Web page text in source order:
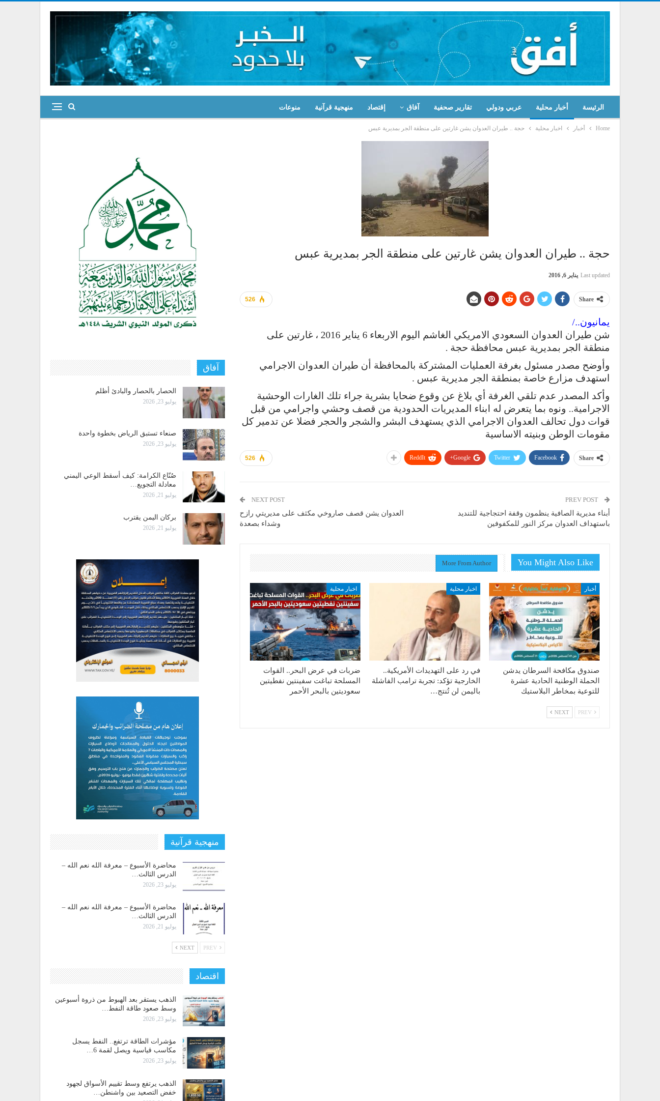
الرئيسة أخبار محلية عربي ودولي تقارير صحفية آفاق إقتصاد منهجية قرآنية منوعات
Home أخبار اخبار محلية حجة .. طيران العدوان يشن غارتين على منطقة الجر بمديرية عبس
حجة .. طيران العدوان يشن غارتين على منطقة الجر بمديرية عبس
Last updated يناير 6, 2016
526 Share
يمانيون../
شن طيران العدوان السعودي اﻻمريكي الغاشم اليوم الاربعاء 6 يناير 2016 ، غارتين على
منطقة الجر بمديرية عبس محافظة حجة .
وأوضح مصدر مسئول بغرفة العمليات المشتركة بالمحافظة أن طيران العدوان اﻻجرامي
استهدف مزارع خاصة بمنطقة الجر مديرية عبس .
وأكد المصدر عدم تلقي الغرفة أي بلاغ عن وقوع ضحايا بشرية جراء تلك الغارات الوحشية
اﻻجرامية.. ونوه بما يتعرض له ابناء المديريات الحدودية من قصف وحشي واجرامي من قبل
قوات دول تحالف العدوان اﻻجرامي الذي يستهدف البشر والشجر والحجر فضلا عن تدمير كل
مقومات الوطن وبنيته الاساسية
526 Share
Facebook
Twitter
Google+
ReddIt
أبناء مديرية الصافية ينظمون وقفة احتجاجية للتنديد
باستهداف العدوان مركز النور للمكفوفين
NEXT POST
العدوان يشن قصف صاروخي مكثف على مديريتي رازح
وشداء بصعدة
You Might Also Like
More From Author
أخبار
صندوق مكافحة السرطان يدشن
الحملة الوطنية الحادية عشرة
للتوعية بمخاطر البلاستيك
اخبار محلية
في رد على التهديدات الأمريكية..
الخارجية تؤكد: تجربة ترامب الفاشلة
باليمن لن تُنتج…
اخبار محلية
ضربات في عرض البحر.. القوات
المسلحة تباغت سفينتين نفطيتين
سعوديتين بالبحر الأحمر
NEXT
آفاق
الحصار بالحصار والبادئ أظلم
يوليو 23, 2026
صنعاء تستبق الرياض بخطوة واحدة
يوليو 23, 2026
صُنّاع الكرامة: كيف أسقط الوعي اليمني
معادلة التجويع…
يوليو 21, 2026
بركان اليمن يقترب
يوليو 21, 2026
منهجية قرآنية
محاضرة الأسبوع – معرفة الله نعم الله –
الدرس الثالث…
يوليو 23, 2026
محاضرة الأسبوع – معرفة الله نعم الله –
الدرس الثالث…
يوليو 21, 2026
NEXT
اقتصاد
الذهب يستقر بعد الهبوط من ذروة أسبوعين
وسط صعود طاقة النفط…
يوليو 23, 2026
مؤشرات الطاقة ترتفع.. النفط يسجل
مكاسب قياسية ويصل لقمة 6…
يوليو 23, 2026
الذهب يرتفع وسط تقييم الأسواق لجهود
خفض التصعيد بين واشنطن…